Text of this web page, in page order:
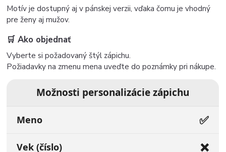
Motív je dostupný aj v pánskej verzii, vďaka čomu je vhodný
pre ženy aj mužov.
🛒 Ako objednať
Vyberte si požadovaný štýl zápichu.
Požiadavky na zmenu mena uveďte do poznámky pri nákupe.
Možnosti personalizácie zápichu
Meno ✅
Vek (číslo) ❌